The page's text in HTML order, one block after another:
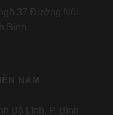
37 Đường Núi
Bình.
NAM
Bộ Lĩnh, P. Bình